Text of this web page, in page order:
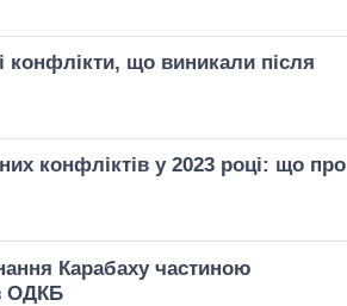
конфлікти, що виникали після
конфліктів у 2023 році: що про
Карабаху частиною
ОДКБ